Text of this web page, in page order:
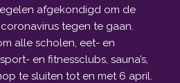
afgekondigd om de
tegen te gaan.
alle scholen, eet- en
en fitnessclubs, sauna’s,
te sluiten tot en met 6 april.